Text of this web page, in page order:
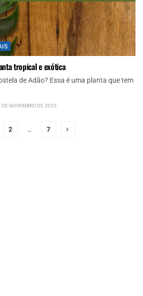
tropical e exótica
de Adão? Essa é uma planta que tem
NOVEMBRO DE 2023
2 … 7